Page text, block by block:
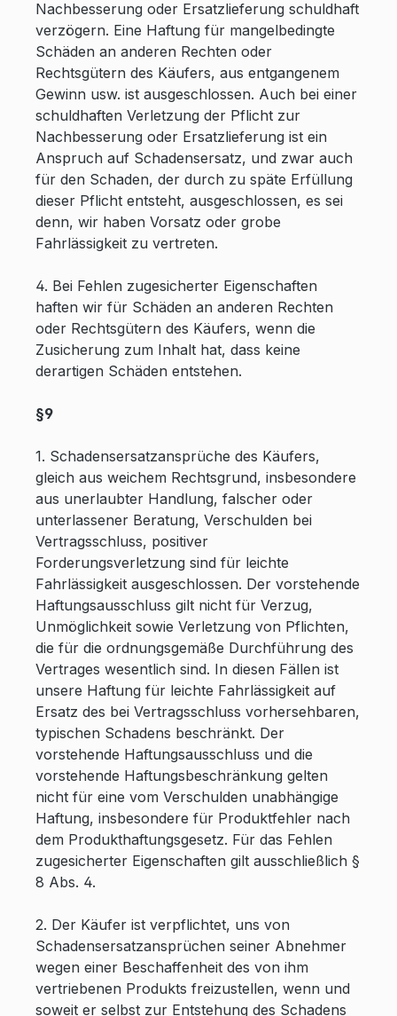
Nachbesserung oder Ersatzlieferung schuldhaft
verzögern. Eine Haftung für mangelbedingte
Schäden an anderen Rechten oder
Rechtsgütern des Käufers, aus entgangenem
Gewinn usw. ist ausgeschlossen. Auch bei einer
schuldhaften Verletzung der Pflicht zur
Nachbesserung oder Ersatzlieferung ist ein
Anspruch auf Schadensersatz, und zwar auch
für den Schaden, der durch zu späte Erfüllung
dieser Pflicht entsteht, ausgeschlossen, es sei
denn, wir haben Vorsatz oder grobe
Fahrlässigkeit zu vertreten.
4. Bei Fehlen zugesicherter Eigenschaften
haften wir für Schäden an anderen Rechten
oder Rechtsgütern des Käufers, wenn die
Zusicherung zum Inhalt hat, dass keine
derartigen Schäden entstehen.
§9
1. Schadensersatzansprüche des Käufers,
gleich aus weichem Rechtsgrund, insbesondere
aus unerlaubter Handlung, falscher oder
unterlassener Beratung, Verschulden bei
Vertragsschluss, positiver
Forderungsverletzung sind für leichte
Fahrlässigkeit ausgeschlossen. Der vorstehende
Haftungsausschluss gilt nicht für Verzug,
Unmöglichkeit sowie Verletzung von Pflichten,
die für die ordnungsgemäße Durchführung des
Vertrages wesentlich sind. In diesen Fällen ist
unsere Haftung für leichte Fahrlässigkeit auf
Ersatz des bei Vertragsschluss vorhersehbaren,
typischen Schadens beschränkt. Der
vorstehende Haftungsausschluss und die
vorstehende Haftungsbeschränkung gelten
nicht für eine vom Verschulden unabhängige
Haftung, insbesondere für Produktfehler nach
dem Produkthaftungsgesetz. Für das Fehlen
zugesicherter Eigenschaften gilt ausschließlich §
8 Abs. 4.
2. Der Käufer ist verpflichtet, uns von
Schadensersatzansprüchen seiner Abnehmer
wegen einer Beschaffenheit des von ihm
vertriebenen Produkts freizustellen, wenn und
soweit er selbst zur Entstehung des Schadens